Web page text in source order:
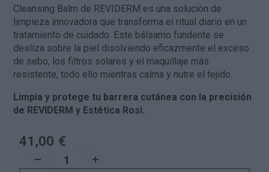
Cleansing Balm de REVIDERM es una solución de
limpieza innovadora que transforma el ritual diario en un
tratamiento de cuidado. Este bálsamo fundente se
desliza sobre la piel disolviendo eficazmente el exceso
de sebo, los filtros solares y el maquillaje más
resistente, todo ello mientras calma y nutre el tejido.
Limpia y protege tu barrera cutánea con la precisión
de REVIDERM y Estética Rosi.
41,00 €